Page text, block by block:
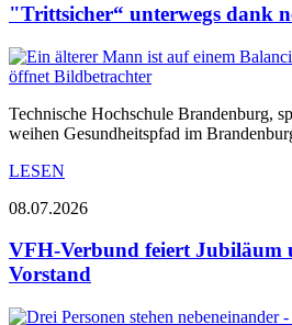
"Trittsicher“ unterwegs dank
Technische Hochschule Brandenburg,
weihen Gesundheitspfad im
LESEN
08.07.2026
VFH-Verbund feiert Jubiläum
Vorstand